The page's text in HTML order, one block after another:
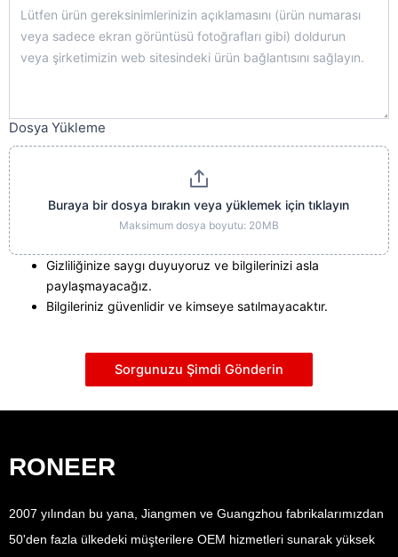
Dosya Yükleme
Buraya bir dosya bırakın veya yüklemek için tıklayın
Maksimum dosya boyutu: 20MB
Gizliliğinize saygı duyuyoruz ve bilgilerinizi asla
paylaşmayacağız.
Bilgileriniz güvenlidir ve kimseye satılmayacaktır.
Sorgunuzu Şimdi Gönderin
RONEER
2007 yılından bu yana, Jiangmen ve Guangzhou fabrikalarımızdan
50'den fazla ülkedeki müşterilere OEM hizmetleri sunarak yüksek